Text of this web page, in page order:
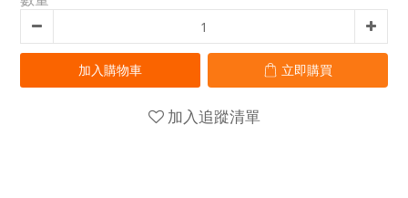
加入購物車 立即購買
加入追蹤清單